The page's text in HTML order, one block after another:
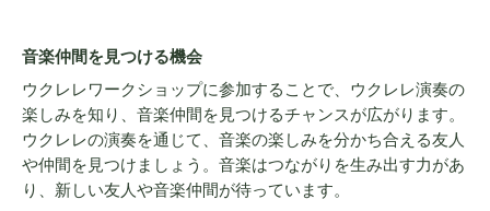
音楽仲間を見つける機会
ウクレレワークショップに参加することで、ウクレレ演奏の
楽しみを知り、音楽仲間を見つけるチャンスが広がります。
ウクレレの演奏を通じて、音楽の楽しみを分かち合える友人
や仲間を見つけましょう。音楽はつながりを生み出す力があ
り、新しい友人や音楽仲間が待っています。